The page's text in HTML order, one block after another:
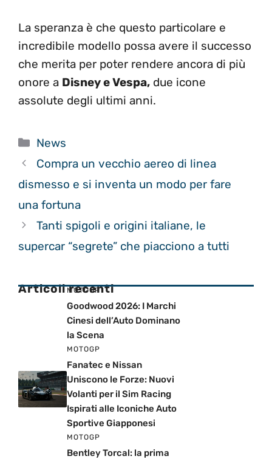
La speranza è che questo particolare e
incredibile modello possa avere il successo
che merita per poter rendere ancora di più
onore a Disney e Vespa, due icone
assolute degli ultimi anni.
Categorie
News
Compra un vecchio aereo di linea
dismesso e si inventa un modo per fare
una fortuna
Tanti spigoli e origini italiane, le
supercar “segrete” che piacciono a tutti
Articoli recenti
MOTOGP
Goodwood 2026: I Marchi
Cinesi dell’Auto Dominano
la Scena
MOTOGP
Fanatec e Nissan
Uniscono le Forze: Nuovi
Volanti per il Sim Racing
Ispirati alle Iconiche Auto
Sportive Giapponesi
MOTOGP
Bentley Torcal: la prima